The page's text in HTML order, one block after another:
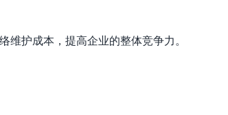
维护成本，提高企业的整体竞争力。